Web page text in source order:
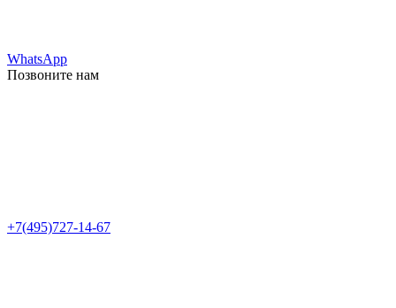
WhatsApp
Позвоните нам
+7(495)727-14-67